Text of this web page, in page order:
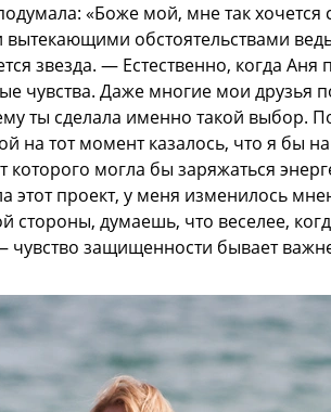
«Боже мой, мне так
обстоятельствами
звезда. — Естественно, когда Аня
чувства. Даже многие мои друзья
ты сделала именно такой выбор.
на тот момент казалось, что я бы
которого могла бы заряжаться
этот проект, у меня изменилось
стороны, думаешь, что веселее,
чувство защищенности бывает